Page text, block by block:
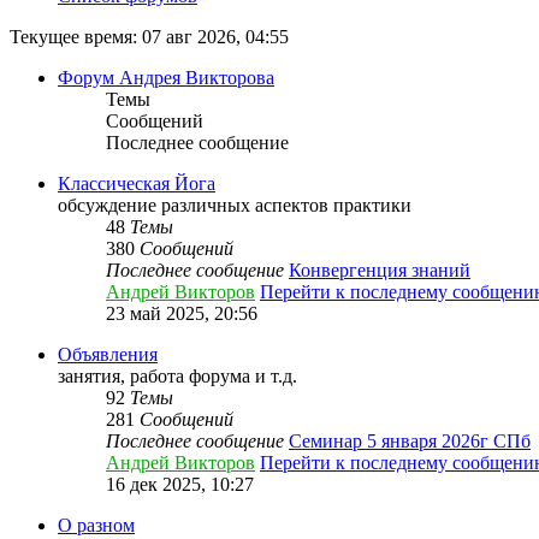
Текущее время: 07 авг 2026, 04:55
Форум Андрея Викторова
Темы
Сообщений
Последнее сообщение
Классическая Йога
обсуждение различных аспектов практики
48 Темы
380 Сообщений
Последнее сообщение Конвергенция знаний
Андрей Викторов Перейти к последнему
23 май 2025, 20:56
Объявления
занятия, работа форума и т.д.
92 Темы
281 Сообщений
Последнее сообщение Семинар 5 января 2026г СПб
Андрей Викторов Перейти к последнему
16 дек 2025, 10:27
О разном